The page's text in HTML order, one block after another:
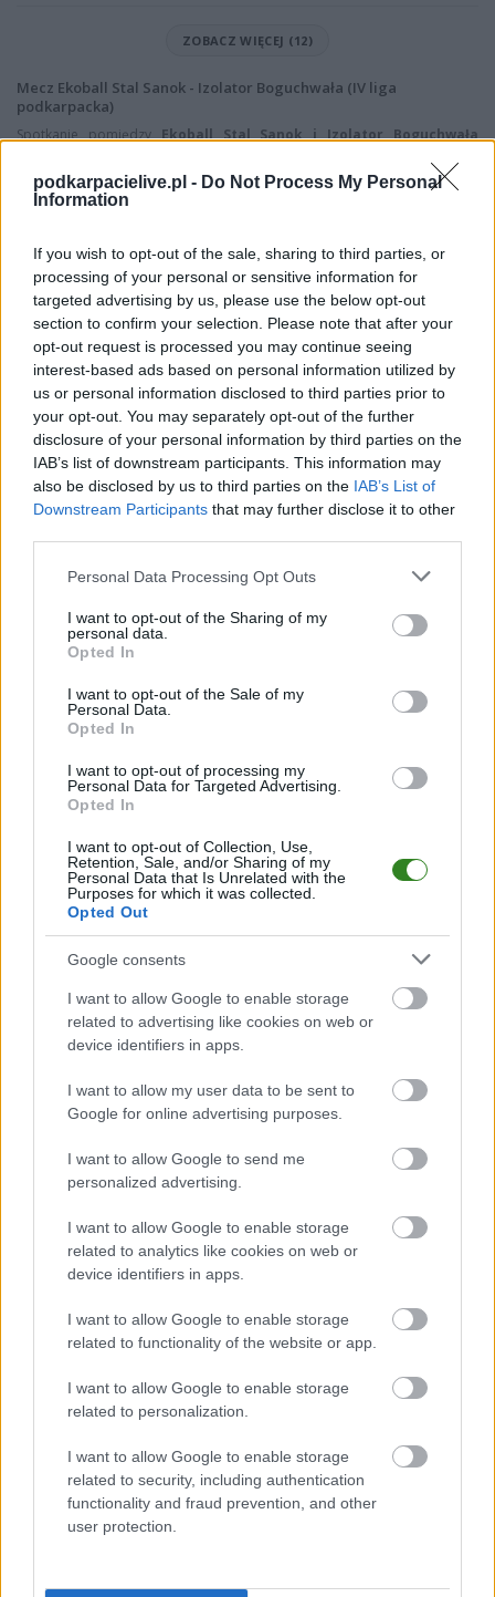
podkarpacielive.pl - Do Not Process My Personal
Information
If you wish to opt-out of the sale, sharing to third parties, or
processing of your personal or sensitive information for
targeted advertising by us, please use the below opt-out
section to confirm your selection. Please note that after your
opt-out request is processed you may continue seeing
interest-based ads based on personal information utilized by
us or personal information disclosed to third parties prior to
your opt-out. You may separately opt-out of the further
disclosure of your personal information by third parties on the
IAB’s list of downstream participants. This information may
also be disclosed by us to third parties on the IAB’s List of
Downstream Participants that may further disclose it to other
Please note that this website/app uses one or more Google
not limited to your visit or usage behaviour. You may click to
grant or deny consent to Google and its third-party tags to
use your data for below specified purposes in below Google
consent section.
Personal Data Processing Opt Outs
I want to opt-out of the Sharing of my
personal data.
Opted In
I want to opt-out of the Sale of my
Personal Data.
Opted In
I want to opt-out of processing my
Personal Data for Targeted Advertising.
Opted In
I want to opt-out of Collection, Use,
Retention, Sale, and/or Sharing of my
Personal Data that Is Unrelated with the
Purposes for which it was collected.
Opted Out
Google consents
I want to allow Google to enable storage
related to advertising like cookies on web or
device identifiers in apps.
I want to allow my user data to be sent to
Google for online advertising purposes.
I want to allow Google to send me
personalized advertising.
I want to allow Google to enable storage
related to analytics like cookies on web or
device identifiers in apps.
I want to allow Google to enable storage
related to functionality of the website or app.
I want to allow Google to enable storage
related to personalization.
I want to allow Google to enable storage
related to security, including authentication
functionality and fraud prevention, and other
user protection.
ZOBACZ WIĘCEJ (12)
Mecz Ekoball Stal Sanok - Izolator Boguchwała (IV liga
podkarpacka)
Spotkanie pomiędzyEkoball Stal Sanok i Izolator Boguchwała
podkarpacka).
Na stroniePodkarpacieLive.pl
spotkania . To kompletne źródło danych dla kibiców i pasjonatów
lokalnej piłki nożnej. Jeżeli aktualnie nie widzisz tutaj danych z pewnością
pracujemy nad tym żeby je uzupełnić.
Wynik meczu Ekoball Stal Sanok vs Izolator Boguchwała
Po zakończeniu spotkania automatycznie publikujemyoficjalny wynik
spotkania, a także dane meczowe, jeśli są dostępne.
Pełny harmonogram rozgrywek dostępny jest tutaj:IV liga
podkarpacka - terminarz.
Informacje o składach i strzelcach
W miarę dostępności danych, publikujemyskłady wyjściowe,
rezerwowych, zmiany oraz listę strzelców bramek. Informacje te
Jeśli jesteś kibicem klubu Ekoball Stal Sanok lub Izolator Boguchwała -
zaglądaj tutaj częściej. Nasz serwis regularnie dostarcza informacje o
terminach meczów, wynikach, transferach i newsach klubowych
PodkarpacieLive.pl to największa baza
bądź na bieżąco z wydarzeniami z boisk!
Analiza przed meczem: Ekoball Stal Sanok vs Izolator
Ekoball Stal Sanok - Izolator Boguchwała
odbędzie się w
ramach 31. kolejki - IV liga podkarpacka. Spotkanie zostanie rozegrane w
Ekoball Stal Sanokprzystępuje do tego spotkania w roli gospodarza.
Jak drużyna radzi sobie w sezonie 2025/2026 rozgrywek IV liga
podkarpacka przed własną publicznością? Na tej stronie możecie
zobaczyć tabelę uwzględniającą tylko mecze u siebie. W tabeli biorącej
pod uwagę tylko mecze wyjazdowe możecie natomiast sprawdzić jak
spisuje się klubIzolator Boguchwała
IV liga podkarpacka - sytuacja w tabeli
Przed meczami 31. kolejki - IV liga podkarpacka gospodarze (Ekoball Stal
Sanok) zajmują 9. miejsce w tabeli. Goście (Izolator Boguchwała) plasują
Poniżej znajdziesz także ostatnie mecze obu drużyn oraz statystyki
bramkowe.
Ekoball Stal Sanok vs. Izolator Boguchwała - relacja, wynik na
żywo, transmisja
Wynik meczu Ekoball Stal Sanok - Izolator Boguchwała znajdziesz na
naszej stronie zaraz po jego zakończeniu. Jeżeli szukasz informacji
meczowych, zajrzyj tutaj:Ekoball Stal Sanok vs. Izolator Boguchwała
- wynik, składy, strzelcy
Jeżeli w internecie lub TV dostępna jest
albo innych spotkań IV
liga podkarpacka na pewno znajdziesz takie informacje na naszym
portalu. Możliwe jednak, że nigdzie nie pojawi się stream online z tego
Asseco Resovia| Developres Rzeszów |ITA TOOLS Stal Mielec
Cellfast Wilki Krosno| Texom Stal Rzeszów|Stal Mielec
Motor Lublin|Stal Rzeszów| Stal Stalowa Wola|Wisła Kraków
Resovia|Wieczysta Kraków